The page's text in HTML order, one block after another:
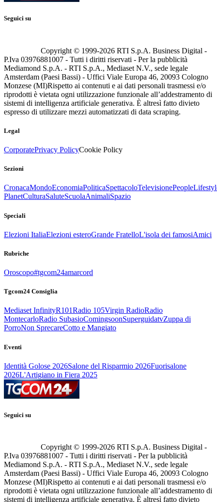
Seguici su
Copyright © 1999-2026 RTI S.p.A. Business Digital -
P.Iva 03976881007 - Tutti i diritti riservati - Per la pubblicità
Mediamond S.p.A. - RTI S.p.A., Mediaset N.V., sede legale
Amsterdam (Paesi Bassi) - Uffici Viale Europa 46, 20093 Cologno
Monzese (MI)Rispetto ai contenuti e ai dati personali trasmessi e/o
riprodotti è vietata ogni utilizzazione funzionale all’addestramento di
sistemi di intelligenza artificiale generativa. È altresì fatto divieto
espresso di utilizzare mezzi automatizzati di data scraping.
Legal
CorporatePrivacy PolicyCookie Policy
Sezioni
CronacaMondoEconomiaPoliticaSpettacoloTelevisionePeople
PlanetCulturaSaluteScuolaAnimaliSpazio
Speciali
Elezioni ItaliaElezioni esteroGrande FratelloL'isola dei famosiAmici
Rubriche
Oroscopo#tgcom24amarcord
Tgcom24 Consiglia
Mediaset InfinityR101Radio 105Virgin RadioRadio
MontecarloRadio SubasioComingsoonSuperguidatvZuppa di
PorroNon SprecareCotto e Mangiato
Eventi
Identità Golose 2026Salone del Risparmio 2026Fuorisalone
2026L'Artigiano in Fiera 2025
Seguici su
Copyright © 1999-2026 RTI S.p.A. Business Digital -
P.Iva 03976881007 - Tutti i diritti riservati - Per la pubblicità
Mediamond S.p.A. - RTI S.p.A., Mediaset N.V., sede legale
Amsterdam (Paesi Bassi) - Uffici Viale Europa 46, 20093 Cologno
Monzese (MI)Rispetto ai contenuti e ai dati personali trasmessi e/o
riprodotti è vietata ogni utilizzazione funzionale all’addestramento di
sistemi di intelligenza artificiale generativa. È altresì fatto divieto